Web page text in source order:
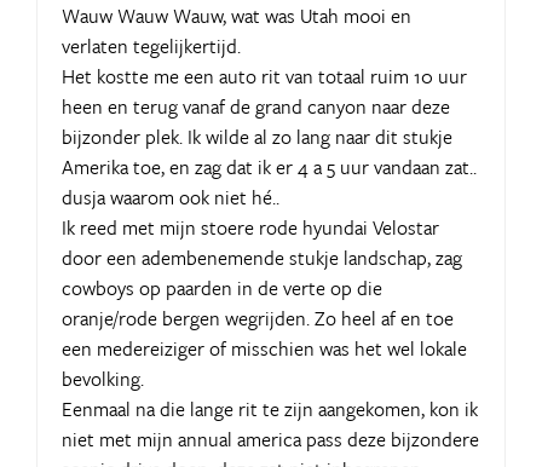
Wauw Wauw Wauw, wat was Utah mooi en
verlaten tegelijkertijd.
Het kostte me een auto rit van totaal ruim 10 uur
heen en terug vanaf de grand canyon naar deze
bijzonder plek. Ik wilde al zo lang naar dit stukje
Amerika toe, en zag dat ik er 4 a 5 uur vandaan zat..
dusja waarom ook niet hé..
Ik reed met mijn stoere rode hyundai Velostar
door een adembenemende stukje landschap, zag
cowboys op paarden in de verte op die
oranje/rode bergen wegrijden. Zo heel af en toe
een medereiziger of misschien was het wel lokale
bevolking.
Eenmaal na die lange rit te zijn aangekomen, kon ik
niet met mijn annual america pass deze bijzondere